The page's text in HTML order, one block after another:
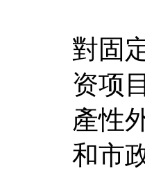
對固
资项
產性
和市